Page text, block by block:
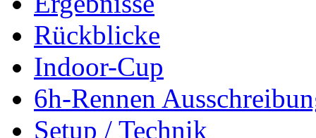
Rückblicke
Indoor-Cup
6h-Rennen
Setup / Technik